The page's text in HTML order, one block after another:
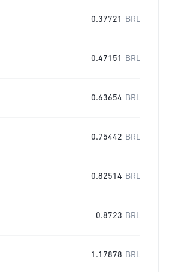
0.37721 BRL
0.47151 BRL
0.63654 BRL
0.75442 BRL
0.82514 BRL
0.8723 BRL
1.17878 BRL